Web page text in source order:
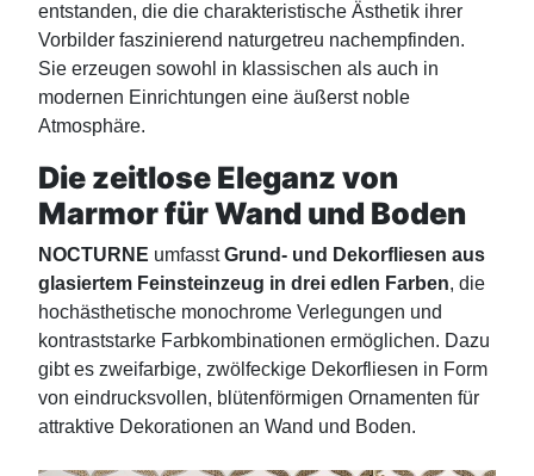
entstanden, die die charakteristische Ästhetik ihrer
Vorbilder faszinierend naturgetreu nachempfinden.
Sie erzeugen sowohl in klassischen als auch in
modernen Einrichtungen eine äußerst noble
Atmosphäre.
Die zeitlose Eleganz von
Marmor für Wand und Boden
NOCTURNE umfasstGrund- und Dekorfliesen aus
glasiertem Feinsteinzeug in drei edlen Farben, die
hochästhetische monochrome Verlegungen und
kontraststarke Farbkombinationen ermöglichen. Dazu
gibt es zweifarbige, zwölfeckige Dekorfliesen in Form
von eindrucksvollen, blütenförmigen Ornamenten für
attraktive Dekorationen an Wand und Boden.